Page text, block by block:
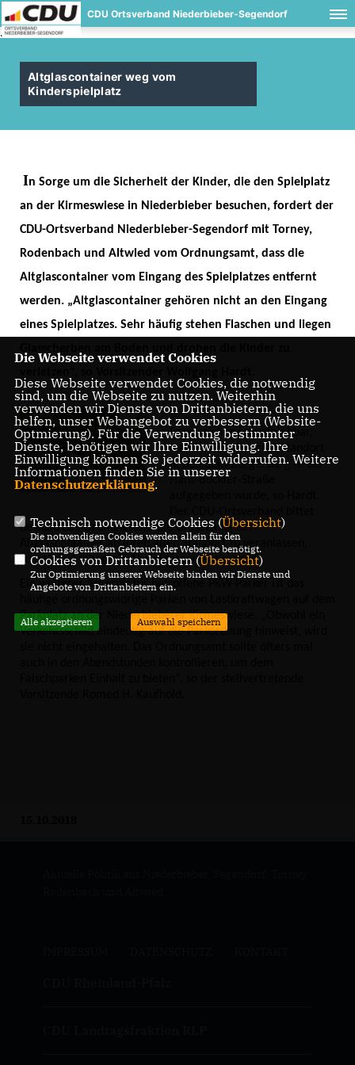
.
CDU Ortsverband Niederbieber-Segendorf
Altglascontainer weg vom
Kinderspielplatz
In Sorge um die Sicherheit der Kinder, die den Spielplatz
an der Kirmeswiese in Niederbieber besuchen, fordert der
CDU-Ortsverband Niederbieber-Segendorf mit Torney,
Rodenbach und Altwied vom Ordnungsamt, dass die
Altglascontainer vom Eingang des Spielplatzes entfernt
werden. „Altglascontainer gehören nicht an den Eingang
eines Spielplatzes. Sehr häufig stehen Flaschen und liegen
Es sei nicht nachvollziehbar,
warum der bisherige Standort
neben dem Bürgersteig in der
Hans-Böckler-Straße
deshalb das Ordnungsamt die Umsetzung der
Altglascontainer an ihren alten Standort zu veranlassen,
zumal dort schon ein Altkleidercontainer steht.
Ein weiteres Ärgernis für betroffene PKW-Parker ist das
Parkplatz an der Niederbieberer Kirmeswiese. „Obwohl ein
Verkehrsschild eindeutig auf die Parkordnung hinweist, wird
Die Webseite verwendet Cookies
Diese Webseite verwendet Cookies, die notwendig
sind, um die Webseite zu nutzen. Weiterhin
verwenden wir Dienste von Drittanbietern, die uns
helfen, unser Webangebot zu verbessern (Website-
Optmierung). Für die Verwendung bestimmter
Dienste, benötigen wir Ihre Einwilligung. Ihre
Einwilligung können Sie jederzeit widerrufen. Weitere
Informationen finden Sie in unserer
Datenschutzerklärung.
Technisch notwendige Cookies (Übersicht)
Die notwendigen Cookies werden allein für den
ordnungsgemäßen Gebrauch der Webseite benötigt.
Cookies von Drittanbietern (Übersicht)
Zur Optimierung unserer Webseite binden wir Dienste und
Angebote von Drittanbietern ein.
Alle akzeptieren Auswahl speichern